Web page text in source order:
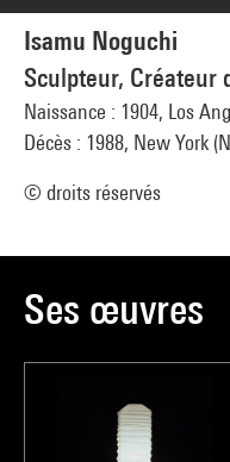
Isamu Noguchi
Sculpteur, Créateur
Naissance : 1904, Los
Décès : 1988, New York
© droits réservés
© Man Ray Trust / Adagp, Paris
Réf. image : 4G04700
Diffusion image :
Ses œuvres